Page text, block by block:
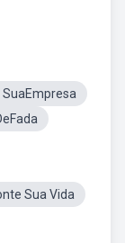
Sua Vida